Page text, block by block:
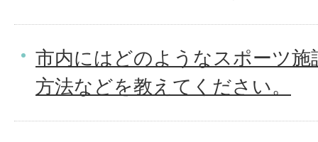
市内にはどのようなスポーツ
方法などを教えてください。